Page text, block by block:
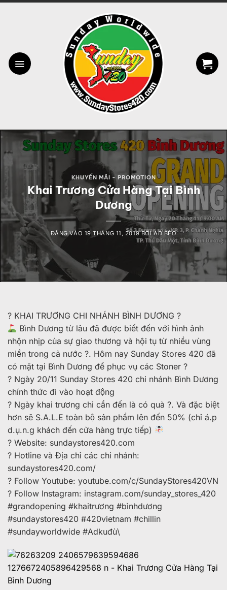
Bỏ
KHUYẾN MÃI - PROMOTION
Khai Trương Cửa Hàng Tại Bình
Dương
ĐĂNG VÀO 19 THÁNG 11, 2019 BỞIAD BÉO
️? KHAI TRƯƠNG CHI NHÁNH BÌNH DƯƠNG️ ?
Bình Dương từ lâu đã được biết đến với hình ảnh
nhộn nhịp của sự giao thương và hội tụ từ nhiều vùng
miền trong cả nước ?. Hôm nay Sunday Stores 420 đã
có mặt tại Bình Dương để phục vụ các Stoner ?
? Ngày 20/11 Sunday Stores 420 chi nhánh Bình Dương
chính thức đi vào hoạt động
? Ngày khai trương chỉ cần đến là có quà ?. Và đặc biệt
hơn sẽ S.A.L.E toàn bộ sản phẩm lên đến 50% (chỉ á.p
d.ụ.n.g khách đến cửa hàng trực tiếp)
? Website: sundaystores420.com
? Hotline và Địa chỉ các chi nhánh:
sundaystores420.com/
? Follow Youtube: youtube.com/c/SundayStores420VN
? Follow Instagram: instagram.com/sunday_stores_420
#grandopening #khaitrương #bìnhdương
#sundaystores420 #420vietnam #chillin
#sundayworldwide #Adkuđù\